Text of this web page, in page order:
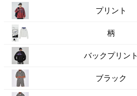
プリント
柄
バックプリント
ブラック